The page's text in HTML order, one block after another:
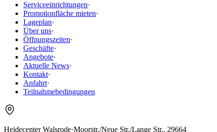
Serviceeinrichtungen·
Promotionfläche mieten·
Lageplan·
Über uns·
Öffnungszeiten·
Geschäfte·
Angebote·
Aktuelle News·
Kontakt·
Anfahrt·
Teilnahmebedingungen
Heidecenter Walsrode·Moorstr./Neue Str./Lange Str., 29664